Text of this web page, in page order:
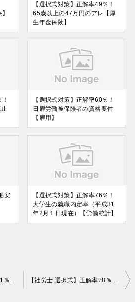
【選択式対策】正解率49％！
65歳以上の47万円のアレ【厚
生年金保険】
【選択式対策】正解率60％！
日雇労働被保険者の資格要件
【雇用】
安
【選択式対策】正解率76％！
大学生の就職内定率（平成31
年2月１日現在）【労働統計】
【社労士 選択式】正解率61％！保険関係成立届の提出【徴収法】 【社労士 選択式】正解率78％！賃金総額の算定の特例【徴収】